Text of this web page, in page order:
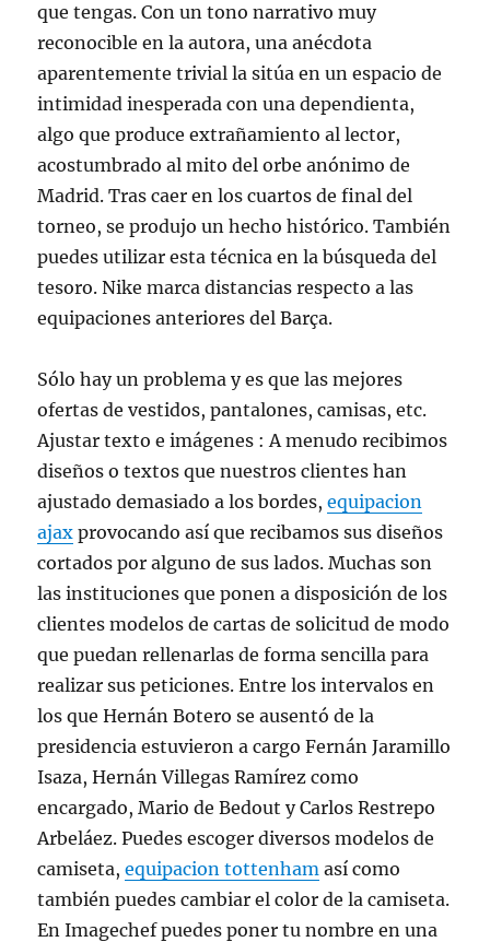
que tengas. Con un tono narrativo muy
reconocible en la autora, una anécdota
aparentemente trivial la sitúa en un espacio de
intimidad inesperada con una dependienta,
algo que produce extrañamiento al lector,
acostumbrado al mito del orbe anónimo de
Madrid. Tras caer en los cuartos de final del
torneo, se produjo un hecho histórico. También
puedes utilizar esta técnica en la búsqueda del
tesoro. Nike marca distancias respecto a las
equipaciones anteriores del Barça.
Sólo hay un problema y es que las mejores
ofertas de vestidos, pantalones, camisas, etc.
Ajustar texto e imágenes : A menudo recibimos
diseños o textos que nuestros clientes han
ajustado demasiado a los bordes,equipacion
ajax provocando así que recibamos sus diseños
cortados por alguno de sus lados. Muchas son
las instituciones que ponen a disposición de los
clientes modelos de cartas de solicitud de modo
que puedan rellenarlas de forma sencilla para
realizar sus peticiones. Entre los intervalos en
los que Hernán Botero se ausentó de la
presidencia estuvieron a cargo Fernán Jaramillo
Isaza, Hernán Villegas Ramírez como
encargado, Mario de Bedout y Carlos Restrepo
Arbeláez. Puedes escoger diversos modelos de
camiseta,equipacion tottenham así como
también puedes cambiar el color de la camiseta.
En Imagechef puedes poner tu nombre en una